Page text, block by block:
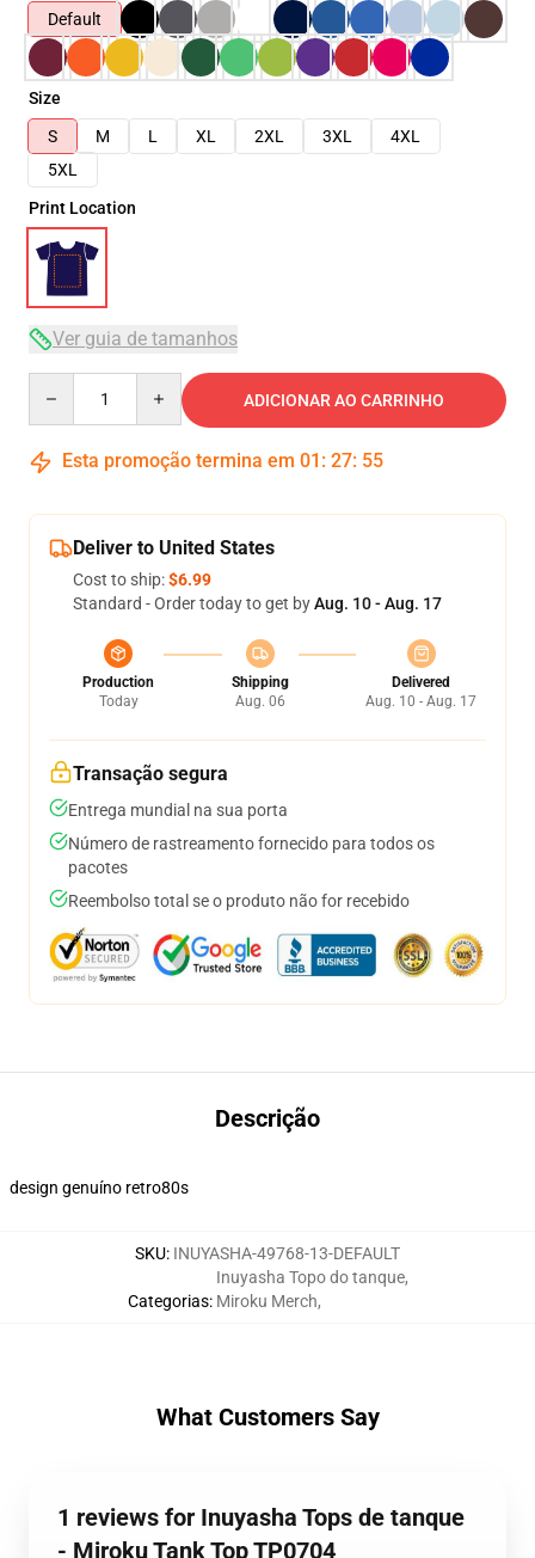
Default
Size
S
M L XL 2XL 3XL
4XL
5XL
Print Location
Ver guia de tamanhos
ADICIONAR AO CARRINHO
Esta promoção termina em 01 : 27: 55
Deliver to United States
Cost to ship:$6.99
Standard - Order today to get byAug. 10 - Aug. 17
Production
Today
Shipping
Aug. 06
Delivered
Aug. 10 - Aug. 17
Transação segura
Entrega mundial na sua porta
Número de rastreamento fornecido para todos os
pacotes
Reembolso total se o produto não for recebido
Descrição
design genuíno retro80s
SKU: INUYASHA-49768-13-DEFAULT
Categorias:
Inuyasha Topo do tanque,
Miroku Merch,
What Customers Say
1 reviews for Inuyasha Tops de tanque
- Miroku Tank Top TP0704